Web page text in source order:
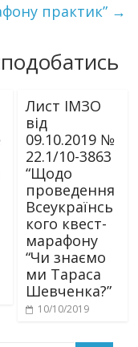
практик” →
Лист ІМЗО
від
09.10.2019 №
22.1/10-3863
“Щодо
проведення
Всеукраїнсь
кого квест-
марафону
“Чи знаємо
ми Тараса
Шевченка?”
10/10/2019